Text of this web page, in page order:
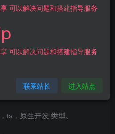
载玩玩
ts，原生开发 类型。
可以解决问题和搭建指导服务
可以解决问题和搭建指导服务
联系站长 进入站点